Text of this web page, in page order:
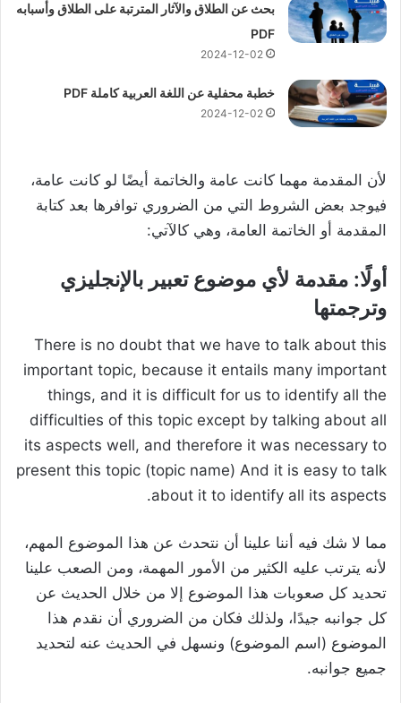
بحث عن الطلاق والآثار المترتبة على الطلاق وأسبابه
PDF
2024-12-02
خطبة محفلية عن اللغة العربية كاملة PDF
2024-12-02
لأن المقدمة مهما كانت عامة والخاتمة أيضًا لو كانت عامة،
فيوجد بعض الشروط التي من الضروري توافرها بعد كتابة
المقدمة أو الخاتمة العامة، وهي كالآتي:
أولًا: مقدمة لأي موضوع تعبير بالإنجليزي
وترجمتها
There is no doubt that we have to talk about this
important topic, because it entails many important
things, and it is difficult for us to identify all the
difficulties of this topic except by talking about all
its aspects well, and therefore it was necessary to
present this topic (topic name) And it is easy to talk
about it to identify all its aspects.
مما لا شك فيه أننا علينا أن نتحدث عن هذا الموضوع المهم،
لأنه يترتب عليه الكثير من الأمور المهمة، ومن الصعب علينا
تحديد كل صعوبات هذا الموضوع إلا من خلال الحديث عن
كل جوانبه جيدًا، ولذلك فكان من الضروري أن نقدم هذا
الموضوع (اسم الموضوع) ونسهل في الحديث عنه لتحديد
جميع جوانبه.